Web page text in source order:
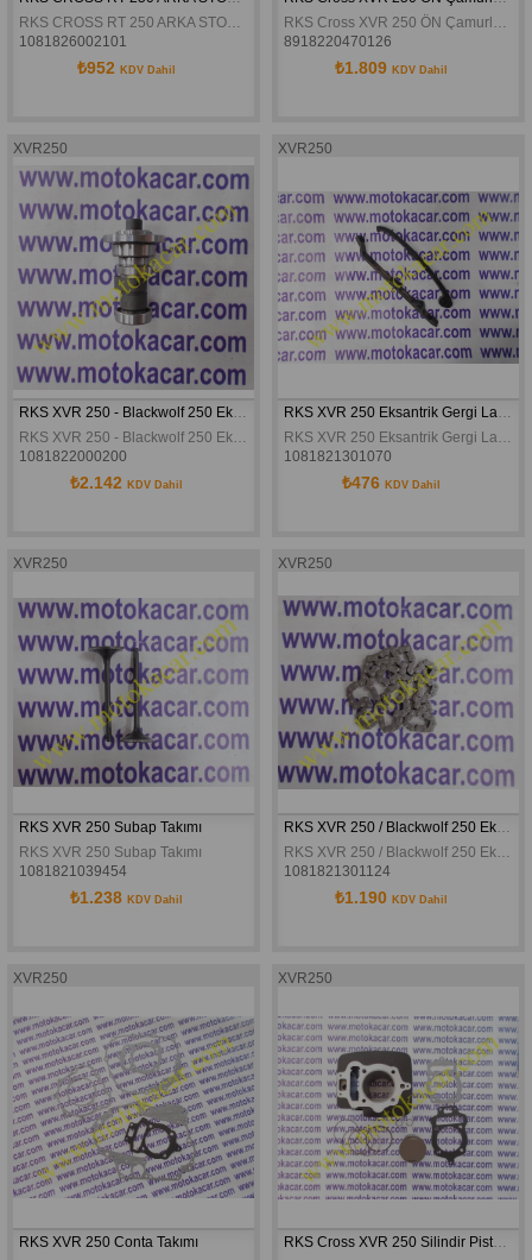
RKS CROSS RT 250 ARKA STOP ORJINAL
1081826002101
₺952 KDV Dahil
RKS Cross XVR 250 ÖN Çamurluk Gri Orijinal
8918220470126
₺1.809 KDV Dahil
XVR250
RKS XVR 250 - Blackwolf 250 Eksantrik Mili (Kam Mili)
RKS XVR 250 - Blackwolf 250 Eksantrik Mili (Kam Mili)
1081822000200
₺2.142 KDV Dahil
XVR250
RKS XVR 250 Eksantrik Gergi Lastiği Takım
RKS XVR 250 Eksantrik Gergi Lastiği Takım
1081821301070
₺476 KDV Dahil
XVR250
RKS XVR 250 Subap Takımı
RKS XVR 250 Subap Takımı
1081821039454
₺1.238 KDV Dahil
XVR250
RKS XVR 250 / Blackwolf 250 Eksantrik Zinciri 102L
RKS XVR 250 / Blackwolf 250 Eksantrik Zinciri 102L
1081821301124
₺1.190 KDV Dahil
XVR250
RKS XVR 250 Conta Takımı
XVR250
RKS Cross XVR 250 Silindir Piston Sekman Seti Komple